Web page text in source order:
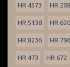
HR 4573 HR
HR 5138 HR
HR 8236 HR
HR 473 HR 672